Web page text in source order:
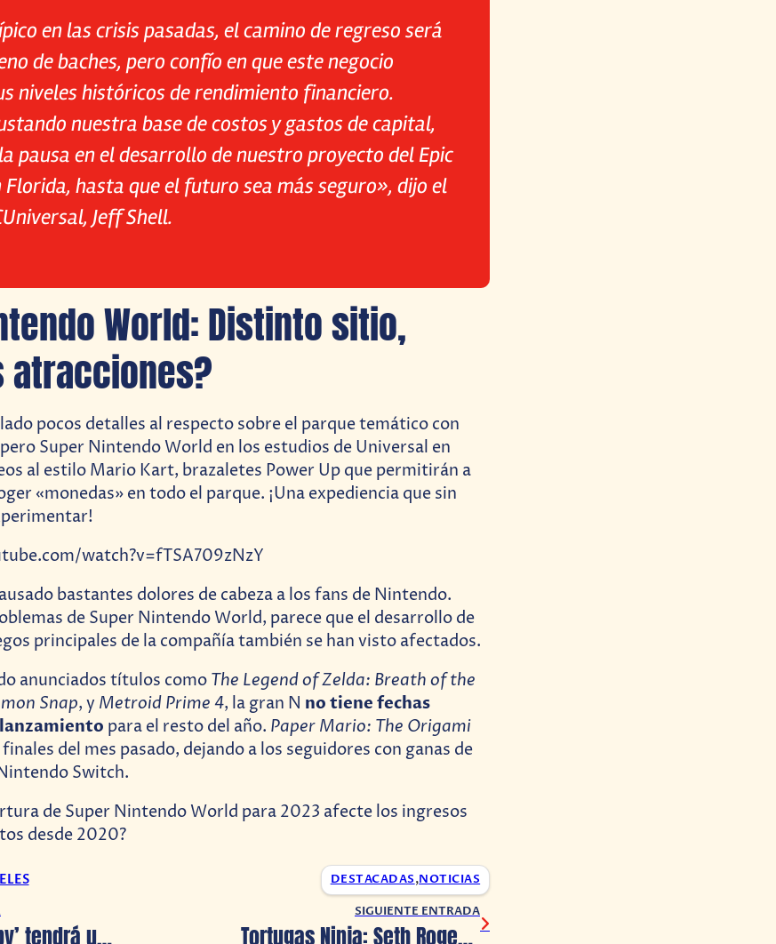
en las crisis pasadas, el camino de regreso será
de baches, pero confío en que este negocio
niveles históricos de rendimiento financiero.
nuestra base de costos y gastos de capital,
pausa en el desarrollo de nuestro proyecto del Epic
Florida, hasta que el futuro sea más seguro», dijo el
Jeff Shell.
World: Distinto sitio,
atracciones?
pocos detalles al respecto sobre el parque temático con
Super Nintendo World en los estudios de Universal en
al estilo Mario Kart, brazaletes Power Up que permitirán a
«monedas» en todo el parque. ¡Una expediencia que sin
watch?v=fTSA709zNzY
bastantes dolores de cabeza a los fans de Nintendo.
de Super Nintendo World, parece que el desarrollo de
principales de la compañía también se han visto afectados.
anunciados títulos como The Legend of Zelda: Breath of the
Snap, y Metroid Prime 4, la gran N no tiene fechas
para el resto del año. Paper Mario: The Origami
del mes pasado, dejando a los seguidores con ganas de
Switch.
de Super Nintendo World para 2023 afecte los ingresos
desde 2020?
DESTACADAS,NOTICIAS
‘Ren and Stimpy’ tendrá un reboot en Comedy Central
SIGUIENTE ENTRADA
Tortugas Ninja: Seth Rogen revela planes acerca del próximo reboot de la franquicia